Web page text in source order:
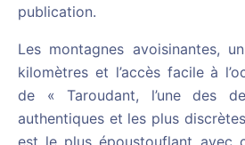
publication.
Les montagnes avoisinantes,
kilomètres et l’accès facile à
de « Taroudant, l’une des
authentiques et les plus